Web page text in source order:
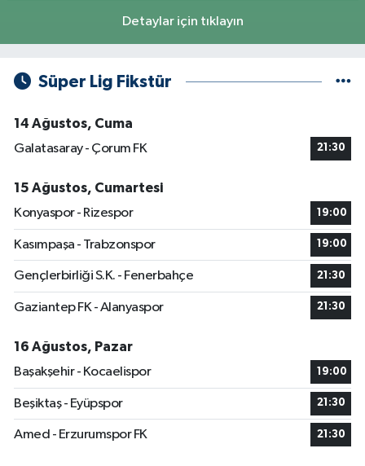
Detaylar için tıklayın
Süper Lig Fikstür
14 Ağustos, Cuma
Galatasaray - Çorum FK
21:30
15 Ağustos, Cumartesi
Konyaspor - Rizespor
19:00
Kasımpaşa - Trabzonspor 19:00
Gençlerbirliği S.K. - Fenerbahçe 21:30
Gaziantep FK - Alanyaspor 21:30
16 Ağustos, Pazar
Başakşehir - Kocaelispor
19:00
Beşiktaş - Eyüpspor 21:30
Amed - Erzurumspor FK 21:30